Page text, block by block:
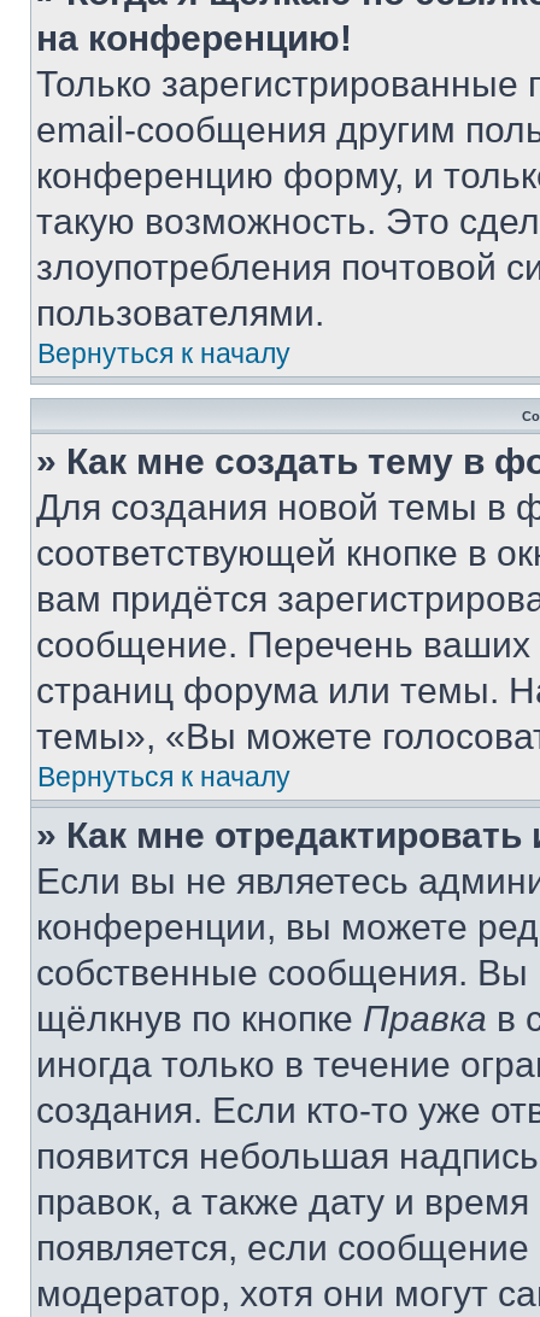
на конференцию!
Только зарегистрированные
email-сообщения другим
конференцию форму, и
такую возможность. Это
злоупотребления почтовой
пользователями.
Вернуться к началу
» Как мне создать тему в
Для создания новой темы в
соответствующей кнопке в
вам придётся
сообщение. Перечень ваших
страниц форума или темы.
темы», «Вы можете
Вернуться к началу
» Как мне
Если вы не являетесь
конференции, вы можете
собственные сообщения. Вы
щёлкнув по кнопке Правка в
иногда только в течение
создания. Если кто-то уже
появится небольшая
правок, а также дату и
появляется, если
модератор, хотя они могут